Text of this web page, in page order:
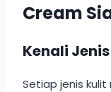
Cream
Kenali
Setiap jenis